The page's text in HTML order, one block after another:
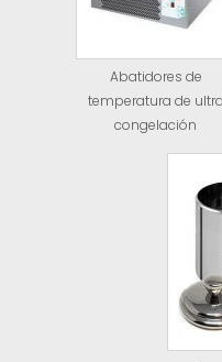
Abatidores de
temperatura de ultra
congelación